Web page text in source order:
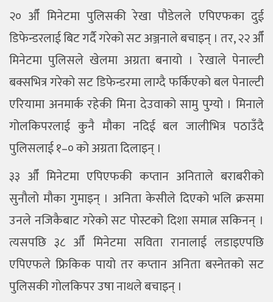
२० औँ मिनेटमा पुलिसकी रेखा पौडेलले एपिएफका दुई
डिफेन्डरलाई बिट गर्दै गरेको सट अञ्जनाले बचाइन् । तर, २२ औँ
मिनेटमा पुलिसले खेलमा अग्रता बनायो । रेखाले पेनाल्टी
बक्सभित्र गरेको सट डिफेन्डरमा लाग्दै फर्किएको बल पेनाल्टी
एरियामा अनमार्क रहेकी मिना देउवाको सामु पुग्यो । मिनाले
गोलकिपरलाई कुनै मौका नदिई बल जालीभित्र पठाउँदै
पुलिसलाई १–० को अग्रता दिलाइन् ।
३३ औँ मिनेटमा एपिएफकी कप्तान अनिताले बराबरीको
सुनौलो मौका गुमाइन् । अनिता केसीले दिएको भलि क्रसमा
उनले नजिकैबाट गरेको सट पोस्टको दिशा समात्न सकिनन् ।
त्यसपछि ३८ औँ मिनेटमा सविता रानालाई लडाइएपछि
एपिएफले फ्रिकिक पायो तर कप्तान अनिता बस्नेतको सट
पुलिसकी गोलकिपर उषा नाथले बचाइन् ।